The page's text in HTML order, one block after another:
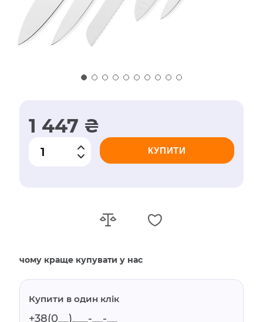
1 447 ₴
КУПИТИ
чому краще купувати у нас
Купити в один клік